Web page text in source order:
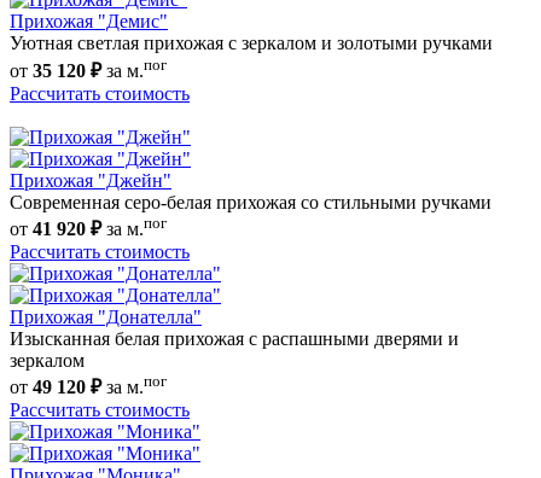
Прихожая "Демис"
Уютная светлая прихожая с зеркалом и золотыми ручками
от 35 120 ₽за м.пог
Рассчитать стоимость
Прихожая "Джейн"
Современная серо-белая прихожая со стильными ручками
от 41 920 ₽за м.пог
Рассчитать стоимость
Прихожая "Донателла"
Изысканная белая прихожая с распашными дверями и
зеркалом
от 49 120 ₽за м.пог
Рассчитать стоимость